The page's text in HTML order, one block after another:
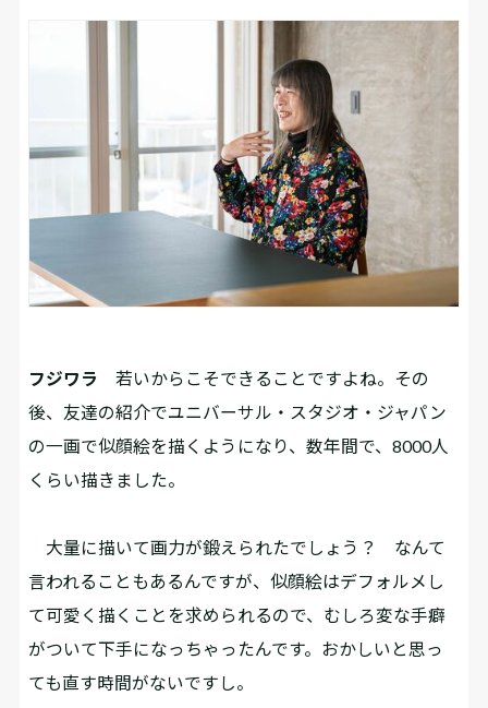
フジワラ
若いからこそできることですよね。その
後、友達の紹介でユニバーサル・スタジオ・ジャパン
の一画で似顔絵を描くようになり、数年間で、8000人
くらい描きました。
大量に描いて画力が鍛えられたでしょう？ なんて
言われることもあるんですが、似顔絵はデフォルメし
て可愛く描くことを求められるので、むしろ変な手癖
がついて下手になっちゃったんです。おかしいと思っ
ても直す時間がないですし。